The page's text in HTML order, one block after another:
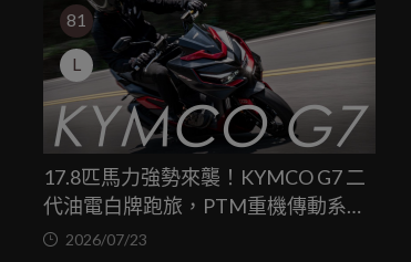
81
L
17.8匹馬力強勢來襲！KYMCO G7 二
代油電白牌跑旅，PTM重機傳動系統
與8公斤減重的操控饗宴
2026/07/23